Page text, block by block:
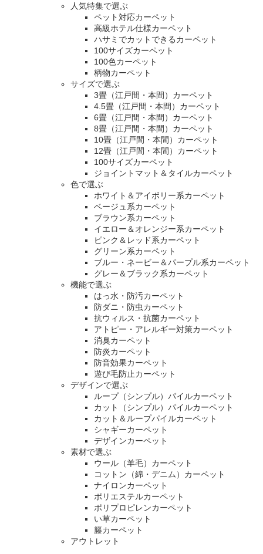
人気特集で選ぶ
ペット対応カーペット
高級ホテル仕様カーペット
ハサミでカットできるカーペット
100サイズカーペット
100色カーペット
柄物カーペット
サイズで選ぶ
3畳（江戸間・本間）カーペット
4.5畳（江戸間・本間）カーペット
6畳（江戸間・本間）カーペット
8畳（江戸間・本間）カーペット
10畳（江戸間・本間）カーペット
12畳（江戸間・本間）カーペット
100サイズカーペット
ジョイントマット＆タイルカーペット
色で選ぶ
ホワイト＆アイボリー系カーペット
ベージュ系カーペット
ブラウン系カーペット
イエロー＆オレンジー系カーペット
ピンク＆レッド系カーペット
グリーン系カーペット
ブルー・ネービー＆パープル系カーペット
グレー＆ブラック系カーペット
機能で選ぶ
はっ水・防汚カーペット
防ダニ・防虫カーペット
抗ウィルス・抗菌カーペット
アトピー・アレルギー対策カーペット
消臭カーペット
防炎カーペット
防音効果カーペット
遊び毛防止カーペット
デザインで選ぶ
ループ（シンプル）パイルカーペット
カット（シンプル）パイルカーペット
カット＆ループパイルカーペット
シャギーカーペット
デザインカーペット
素材で選ぶ
ウール（羊毛）カーペット
コットン（綿・デニム）カーペット
ナイロンカーペット
ポリエステルカーペット
ポリプロピレンカーペット
い草カーペット
籐カーペット
アウトレット